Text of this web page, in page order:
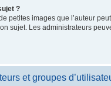
?
petites images que l’auteur
sujet. Les administrateurs
et groupes